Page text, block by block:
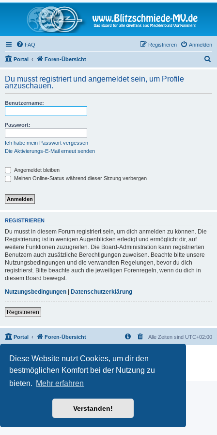
Diese Website nutzt Cookies, um dir den
bestmöglichen Komfort bei der Nutzung zu
bieten. Mehr erfahren
Verstanden!
FAQ Anmelden
Registrieren
Portal Foren-Übersicht
h
Du musst registriert und angemeldet sein, um Profile
anzuschauen.
Benutzername:
Passwort:
Ich habe mein Passwort vergessen
Die Aktivierungs-E-Mail erneut senden
Angemeldet bleiben
Meinen Online-Status während dieser Sitzung verbergen
REGISTRIEREN
Du musst in diesem Forum registriert sein, um dich anmelden zu können. Die
Registrierung ist in wenigen Augenblicken erledigt und ermöglicht dir, auf
weitere Funktionen zuzugreifen. Die Board-Administration kann registrierten
Benutzern auch zusätzliche Berechtigungen zuweisen. Beachte bitte unsere
Nutzungsbedingungen und die verwandten Regelungen, bevor du dich
registrierst. Bitte beachte auch die jeweiligen Forenregeln, wenn du dich in
diesem Board bewegst.
Nutzungsbedingungen
Datenschutzerklärung
Registrieren
Portal Foren-Übersicht Alle Zeiten sind UTC+02:00
Powered by phpBB
® Forum Software © phpBB Limited
Deutsche Übersetzung durch
Datenschutz|Nutzungsbedingungen